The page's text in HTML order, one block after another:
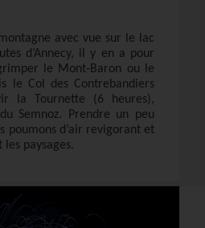
avec vue sur le lac
d’Annecy, il y en a pour
le Mont-Baron ou le
le Col des Contrebandiers
la Tournette (6 heures),
Semnoz. Prendre un peu
poumons d’air revigorant et
les paysages.